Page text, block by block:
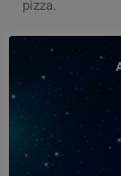
pizza.
She prefers
movies.
We would
They would